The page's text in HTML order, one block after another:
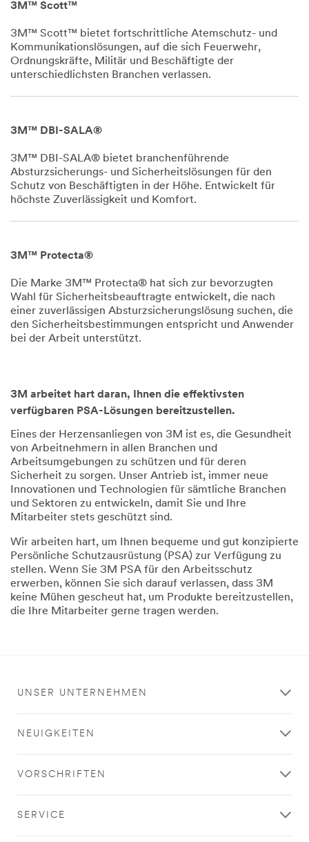
3M™ Scott™
3M™ Scott™ bietet fortschrittliche Atemschutz- und
Kommunikationslösungen, auf die sich Feuerwehr,
Ordnungskräfte, Militär und Beschäftigte der
unterschiedlichsten Branchen verlassen.
1,
3M™ DBI-SALA®
3M™ DBI-SALA® bietet branchenführende
Absturzsicherungs- und Sicherheitslösungen für den
Schutz von Beschäftigten in der Höhe. Entwickelt für
höchste Zuverlässigkeit und Komfort.
1,
3M™ Protecta®
Die Marke 3M™ Protecta® hat sich zur bevorzugten
Wahl für Sicherheitsbeauftragte entwickelt, die nach
einer zuverlässigen Absturzsicherungslösung suchen, die
den Sicherheitsbestimmungen entspricht und Anwender
bei der Arbeit unterstützt.
3M arbeitet hart daran, Ihnen die effektivsten
verfügbaren PSA-Lösungen bereitzustellen.
Eines der Herzensanliegen von 3M ist es, die Gesundheit
von Arbeitnehmern in allen Branchen und
Arbeitsumgebungen zu schützen und für deren
Sicherheit zu sorgen. Unser Antrieb ist, immer neue
Innovationen und Technologien für sämtliche Branchen
und Sektoren zu entwickeln, damit Sie und Ihre
Mitarbeiter stets geschützt sind.
Wir arbeiten hart, um Ihnen bequeme und gut konzipierte
Persönliche Schutzausrüstung (PSA) zur Verfügung zu
stellen. Wenn Sie 3M PSA für den Arbeitsschutz
erwerben, können Sie sich darauf verlassen, dass 3M
keine Mühen gescheut hat, um Produkte bereitzustellen,
die Ihre Mitarbeiter gerne tragen werden.
UNSER UNTERNEHMEN
NEUIGKEITEN
VORSCHRIFTEN
SERVICE